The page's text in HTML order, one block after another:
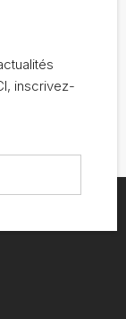
inscrivez-